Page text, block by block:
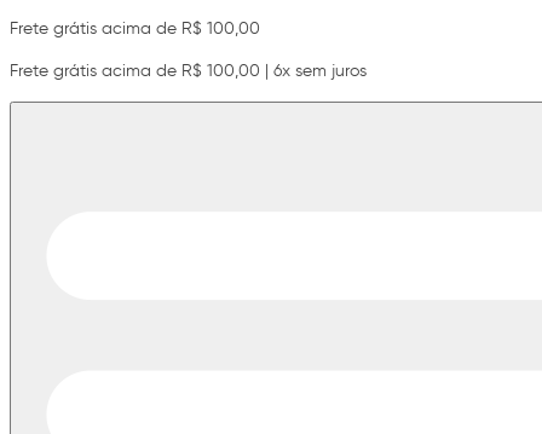
Frete grátis acima de R$ 100,00
Frete grátis acima de R$ 100,00 | 6x sem juros